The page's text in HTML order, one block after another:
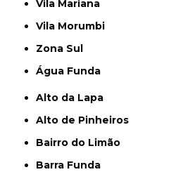
Vila Mariana
Vila Morumbi
Zona Sul
Água Funda
Alto da Lapa
Alto de Pinheiros
Bairro do Limão
Barra Funda